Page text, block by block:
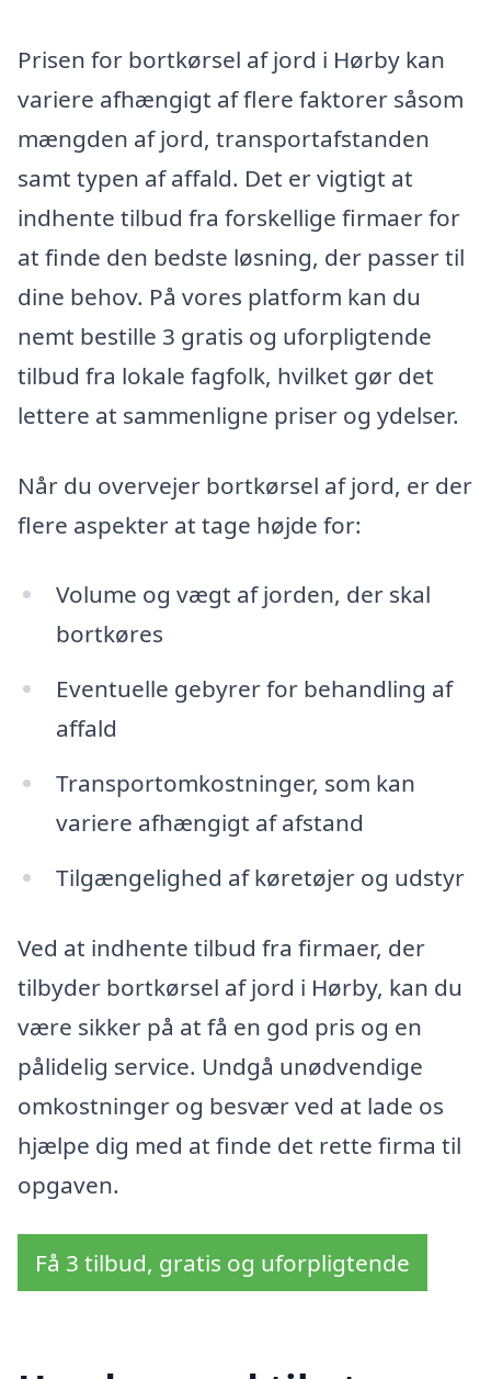
Prisen for bortkørsel af jord i Hørby kan
variere afhængigt af flere faktorer såsom
mængden af jord, transportafstanden
samt typen af affald. Det er vigtigt at
indhente tilbud fra forskellige firmaer for
at finde den bedste løsning, der passer til
dine behov. På vores platform kan du
nemt bestille 3 gratis og uforpligtende
tilbud fra lokale fagfolk, hvilket gør det
lettere at sammenligne priser og ydelser.
Når du overvejer bortkørsel af jord, er der
flere aspekter at tage højde for:
Volume og vægt af jorden, der skal
bortkøres
Eventuelle gebyrer for behandling af
affald
Transportomkostninger, som kan
variere afhængigt af afstand
Tilgængelighed af køretøjer og udstyr
Ved at indhente tilbud fra firmaer, der
tilbyder bortkørsel af jord i Hørby, kan du
være sikker på at få en god pris og en
pålidelig service. Undgå unødvendige
omkostninger og besvær ved at lade os
hjælpe dig med at finde det rette firma til
opgaven.
Få 3 tilbud, gratis og uforpligtende